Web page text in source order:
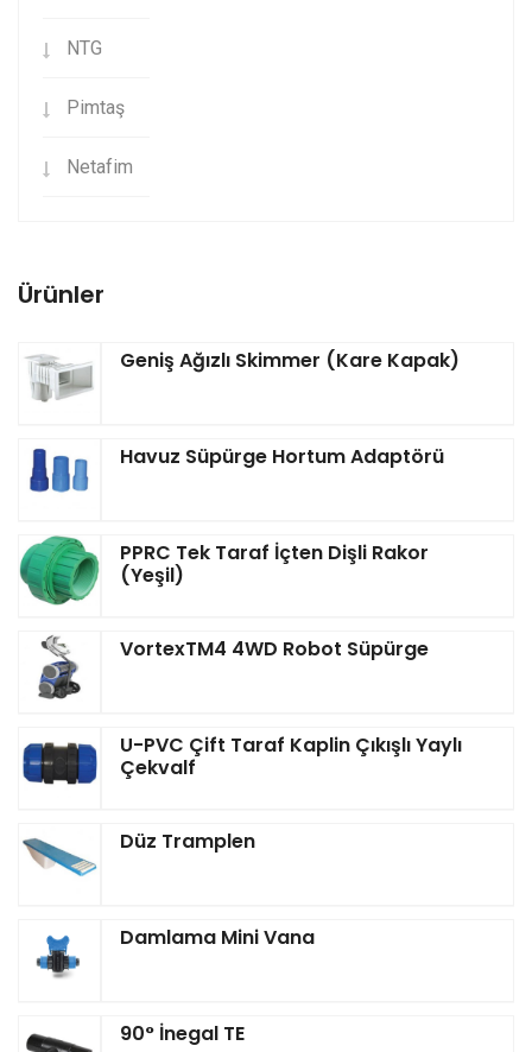
NTG
Pimtaş
Netafim
Ürünler
Geniş Ağızlı Skimmer (Kare Kapak)
Havuz Süpürge Hortum Adaptörü
PPRC Tek Taraf İçten Dişli Rakor
(Yeşil)
VortexTM4 4WD Robot Süpürge
U-PVC Çift Taraf Kaplin Çıkışlı Yaylı
Çekvalf
Düz Tramplen
Damlama Mini Vana
90° İnegal TE